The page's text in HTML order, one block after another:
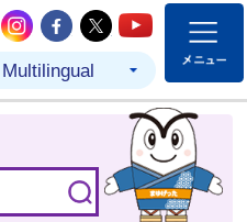
結城市公式LINE
結城市公式Instagram
結城市公式
結城市公式
結城市
Multilingual